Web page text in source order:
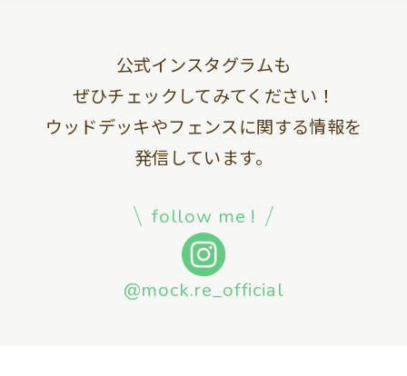
公式インスタグラムも
ぜひチェックしてみてください！
ウッドデッキやフェンスに関する情報を
発信しています。
follow me !
@mock.re_official